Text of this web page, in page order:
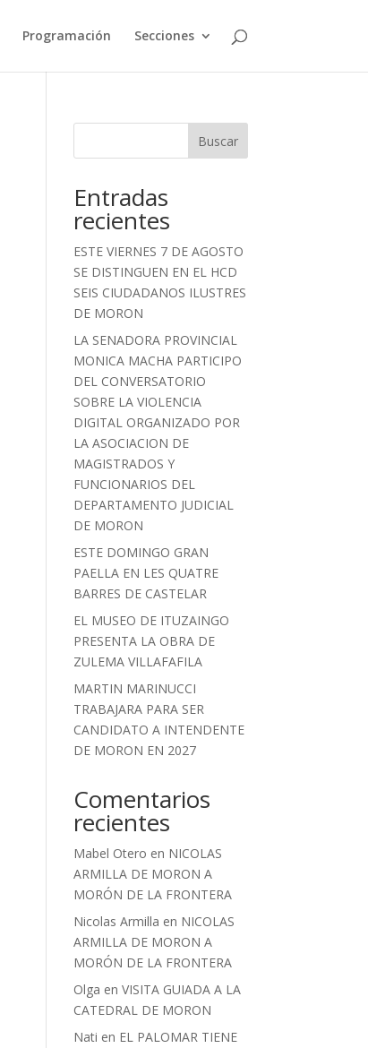
Programación Secciones
Buscar
Entradas
recientes
ESTE VIERNES 7 DE AGOSTO
SE DISTINGUEN EN EL HCD
SEIS CIUDADANOS ILUSTRES
DE MORON
LA SENADORA PROVINCIAL
MONICA MACHA PARTICIPO
DEL CONVERSATORIO
SOBRE LA VIOLENCIA
DIGITAL ORGANIZADO POR
LA ASOCIACION DE
MAGISTRADOS Y
FUNCIONARIOS DEL
DEPARTAMENTO JUDICIAL
DE MORON
ESTE DOMINGO GRAN
PAELLA EN LES QUATRE
BARRES DE CASTELAR
EL MUSEO DE ITUZAINGO
PRESENTA LA OBRA DE
ZULEMA VILLAFAFILA
MARTIN MARINUCCI
TRABAJARA PARA SER
CANDIDATO A INTENDENTE
DE MORON EN 2027
Comentarios
recientes
Mabel Otero en NICOLAS
ARMILLA DE MORON A
MORÓN DE LA FRONTERA
Nicolas Armilla en NICOLAS
ARMILLA DE MORON A
MORÓN DE LA FRONTERA
Olga enVISITA GUIADA A LA
CATEDRAL DE MORON
Nati en EL PALOMAR TIENE